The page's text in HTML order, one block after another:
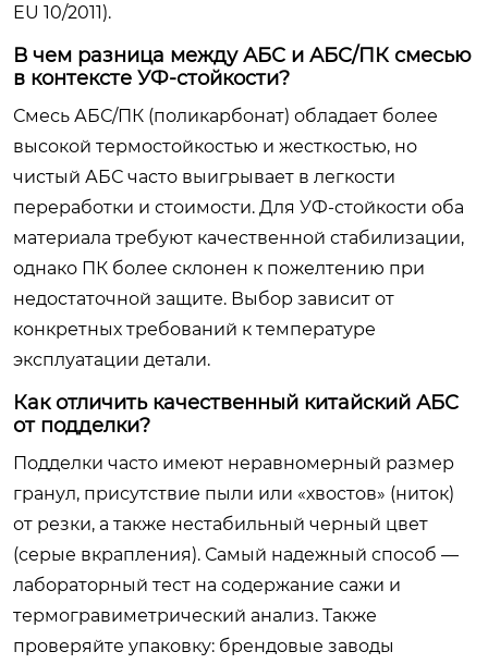
EU 10/2011).
В чем разница между АБС и АБС/ПК смесью
в контексте УФ-стойкости?
Смесь АБС/ПК (поликарбонат) обладает более
высокой термостойкостью и жесткостью, но
чистый АБС часто выигрывает в легкости
переработки и стоимости. Для УФ-стойкости оба
материала требуют качественной стабилизации,
однако ПК более склонен к пожелтению при
недостаточной защите. Выбор зависит от
конкретных требований к температуре
эксплуатации детали.
Как отличить качественный китайский АБС
от подделки?
Подделки часто имеют неравномерный размер
гранул, присутствие пыли или «хвостов» (ниток)
от резки, а также нестабильный черный цвет
(серые вкрапления). Самый надежный способ —
лабораторный тест на содержание сажи и
термогравиметрический анализ. Также
проверяйте упаковку: брендовые заводы